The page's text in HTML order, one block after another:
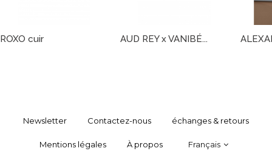
ROXO cuir AUD REY x VANIBÉ...
Newsletter Contactez-nous échanges & retours
Mentions légales À propos Français